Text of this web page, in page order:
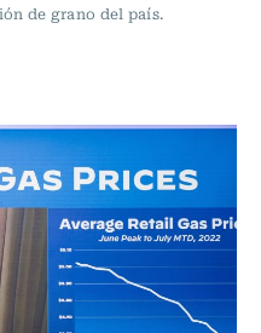
de grano del país.